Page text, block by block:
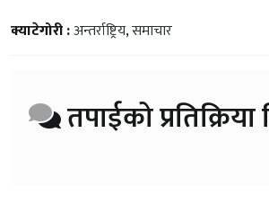
क्याटेगोरी :अन्तर्राष्ट्रिय,समाचार
तपाईको